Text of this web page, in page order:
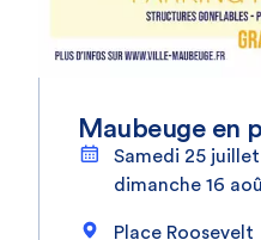
Maubeuge en
Samedi 25 juillet
dimanche 16
Place Roosevelt